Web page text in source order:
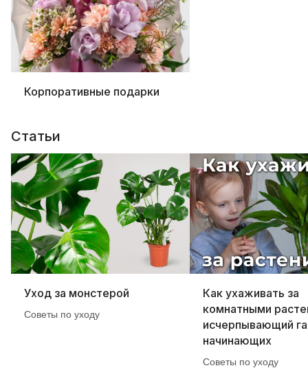
Корпоративные подарки
Статьи
Уход за монстерой
Советы по уходу
Как ухаживать за
комнатными
исчерпывающий
начинающих
Советы по уходу